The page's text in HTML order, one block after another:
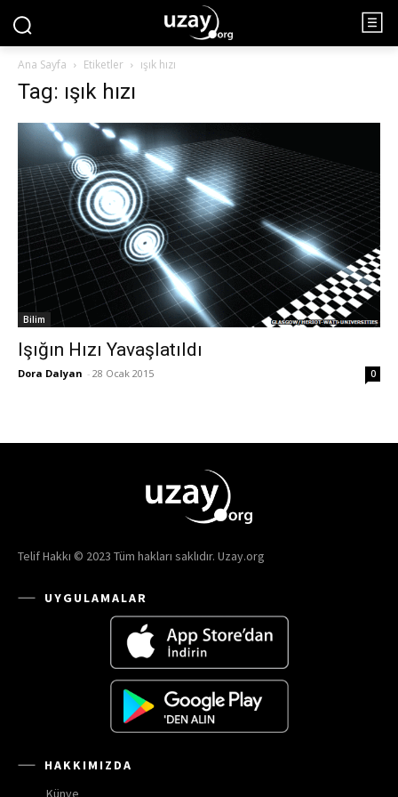
Ana Sayfa Etiketler ışık hızı
Tag: ışık hızı
Bilim
Işığın Hızı Yavaşlatıldı
Dora Dalyan - 28 Ocak 2015 0
Telif Hakkı © 2023 Tüm hakları saklıdır. Uzay.org
UYGULAMALAR
HAKKIMIZDA
Künye